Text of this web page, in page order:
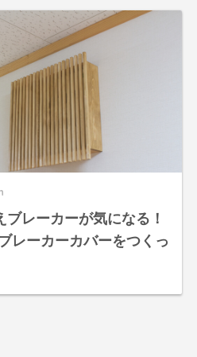
ブレーカーが気になる！
レーカーカバーをつくっ